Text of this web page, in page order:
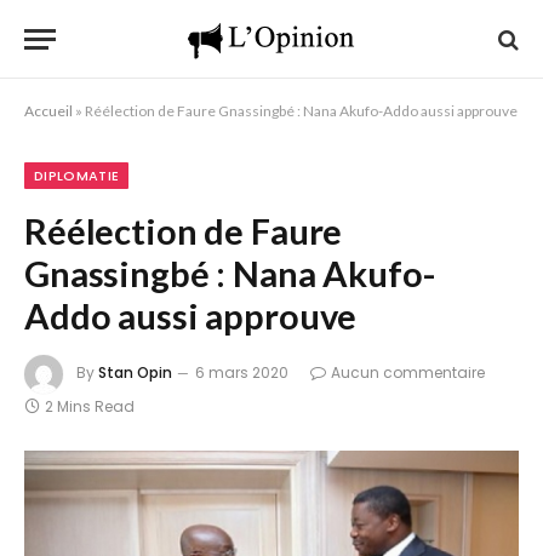
Accueil » Réélection de Faure Gnassingbé : Nana Akufo-Addo aussi approuve
DIPLOMATIE
Réélection de Faure
Gnassingbé : Nana Akufo-
Addo aussi approuve
ByStan Opin 6 mars 2020
Aucun commentaire
2 Mins Read